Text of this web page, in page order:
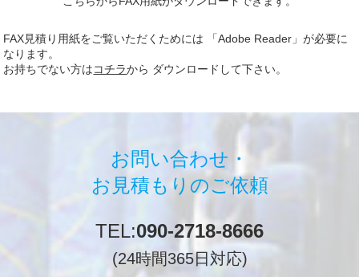
FAX見積り用紙をご覧いただくためには 「Adobe Reader」が必要に
なります。
お持ちでない方はコチラから ダウンロードして下さい。
お問い合わせ・
お見積もりのご依頼
TEL:090-2718-8666
(24時間365日対応)